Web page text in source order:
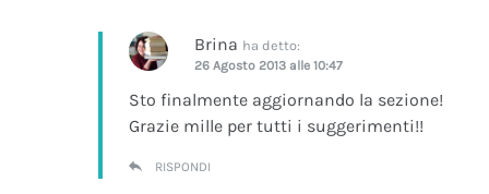
Brina ha detto:
26 Agosto 2013 alle 10:47
Sto finalmente aggiornando la sezione!
Grazie mille per tutti i suggerimenti!!
RISPONDI